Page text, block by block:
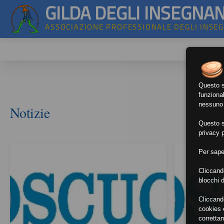
GILDA DEGLI
ASSOCIAZIONE PROFESSIONALE DEGLI
Notizie
Questo
Questo
privacy
Per
blocchi
cookies